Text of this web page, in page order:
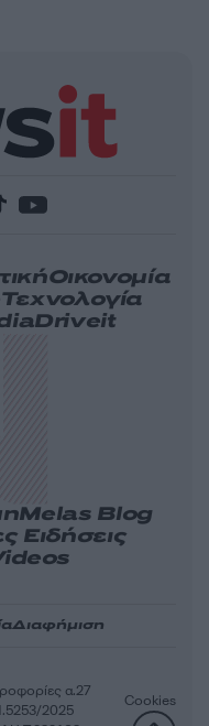
Οικονομία
Τεχνολογία
Driveit
Melas Blog
Ειδήσεις
Διαφήμιση
α.27
2025
Cookies